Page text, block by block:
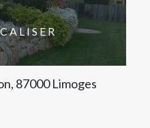
87000 Limoges